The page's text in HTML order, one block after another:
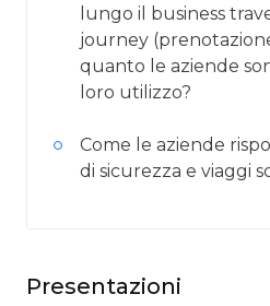
lungo il business
journey
quanto le aziende
loro utilizzo?
Come le aziende
di sicurezza e viaggi
Presentazioni